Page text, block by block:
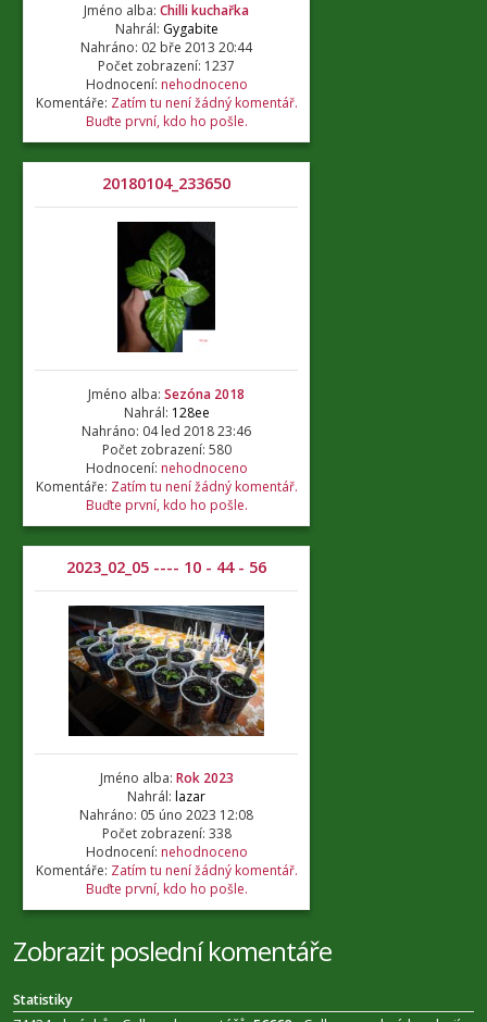
Jméno alba: Chilli kuchařka
Nahrál: Gygabite
Nahráno: 02 bře 2013 20:44
Počet zobrazení: 1237
Hodnocení: nehodnoceno
Komentáře: Zatím tu není žádný komentář.
Buďte první, kdo ho pošle.
20180104_233650
Jméno alba: Sezóna 2018
Nahrál: 128ee
Nahráno: 04 led 2018 23:46
Počet zobrazení: 580
Hodnocení: nehodnoceno
Komentáře: Zatím tu není žádný komentář.
Buďte první, kdo ho pošle.
2023_02_05 ---- 10 - 44 - 56
Jméno alba: Rok 2023
Nahrál: lazar
Nahráno: 05 úno 2023 12:08
Počet zobrazení: 338
Hodnocení: nehodnoceno
Komentáře: Zatím tu není žádný komentář.
Buďte první, kdo ho pošle.
Zobrazit poslední komentáře
Statistiky